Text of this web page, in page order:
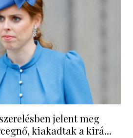
jelent meg
kiakadtak a kirá...